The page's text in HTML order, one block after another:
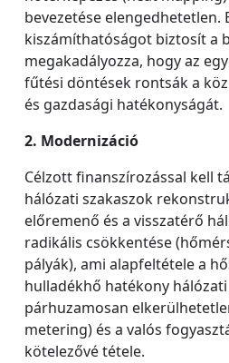
bevezetése elengedhetetlen.
kiszámíthatóságot biztosít a
megakadályozza, hogy az
fűtési döntések rontsák a
és gazdasági hatékonyságát.
2. Modernizáció
Célzott finanszírozással kell
hálózati szakaszok
előremenő és a visszatérő
radikális csökkentése
pályák), ami alapfeltétele a
hulladékhő hatékony
párhuzamosan
metering) és a valós
kötelezővé tétele.